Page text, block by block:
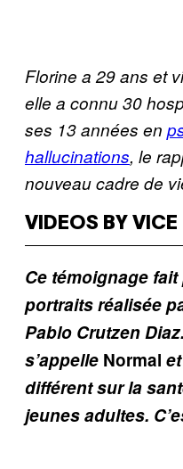
Florine a 29 ans et
elle a connu 30
ses 13 années en
hallucinations, le
nouveau cadre de
VIDEOS BY VICE
Ce témoignage
portraits réalisée
Pablo Crutzen
s’appelle Normal
différent sur la
jeunes adultes.